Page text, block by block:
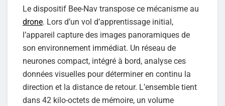
Le dispositif Bee-Nav transpose ce mécanisme au
drone. Lors d’un vol d’apprentissage initial,
l’appareil capture des images panoramiques de
son environnement immédiat. Un réseau de
neurones compact, intégré à bord, analyse ces
données visuelles pour déterminer en continu la
direction et la distance de retour. L’ensemble tient
dans 42 kilo-octets de mémoire, un volume